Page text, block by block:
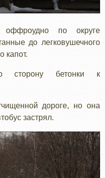
оффроудно по округе
до легковушечного
капот.
сторону бетонки к
дороге, но она
застрял.